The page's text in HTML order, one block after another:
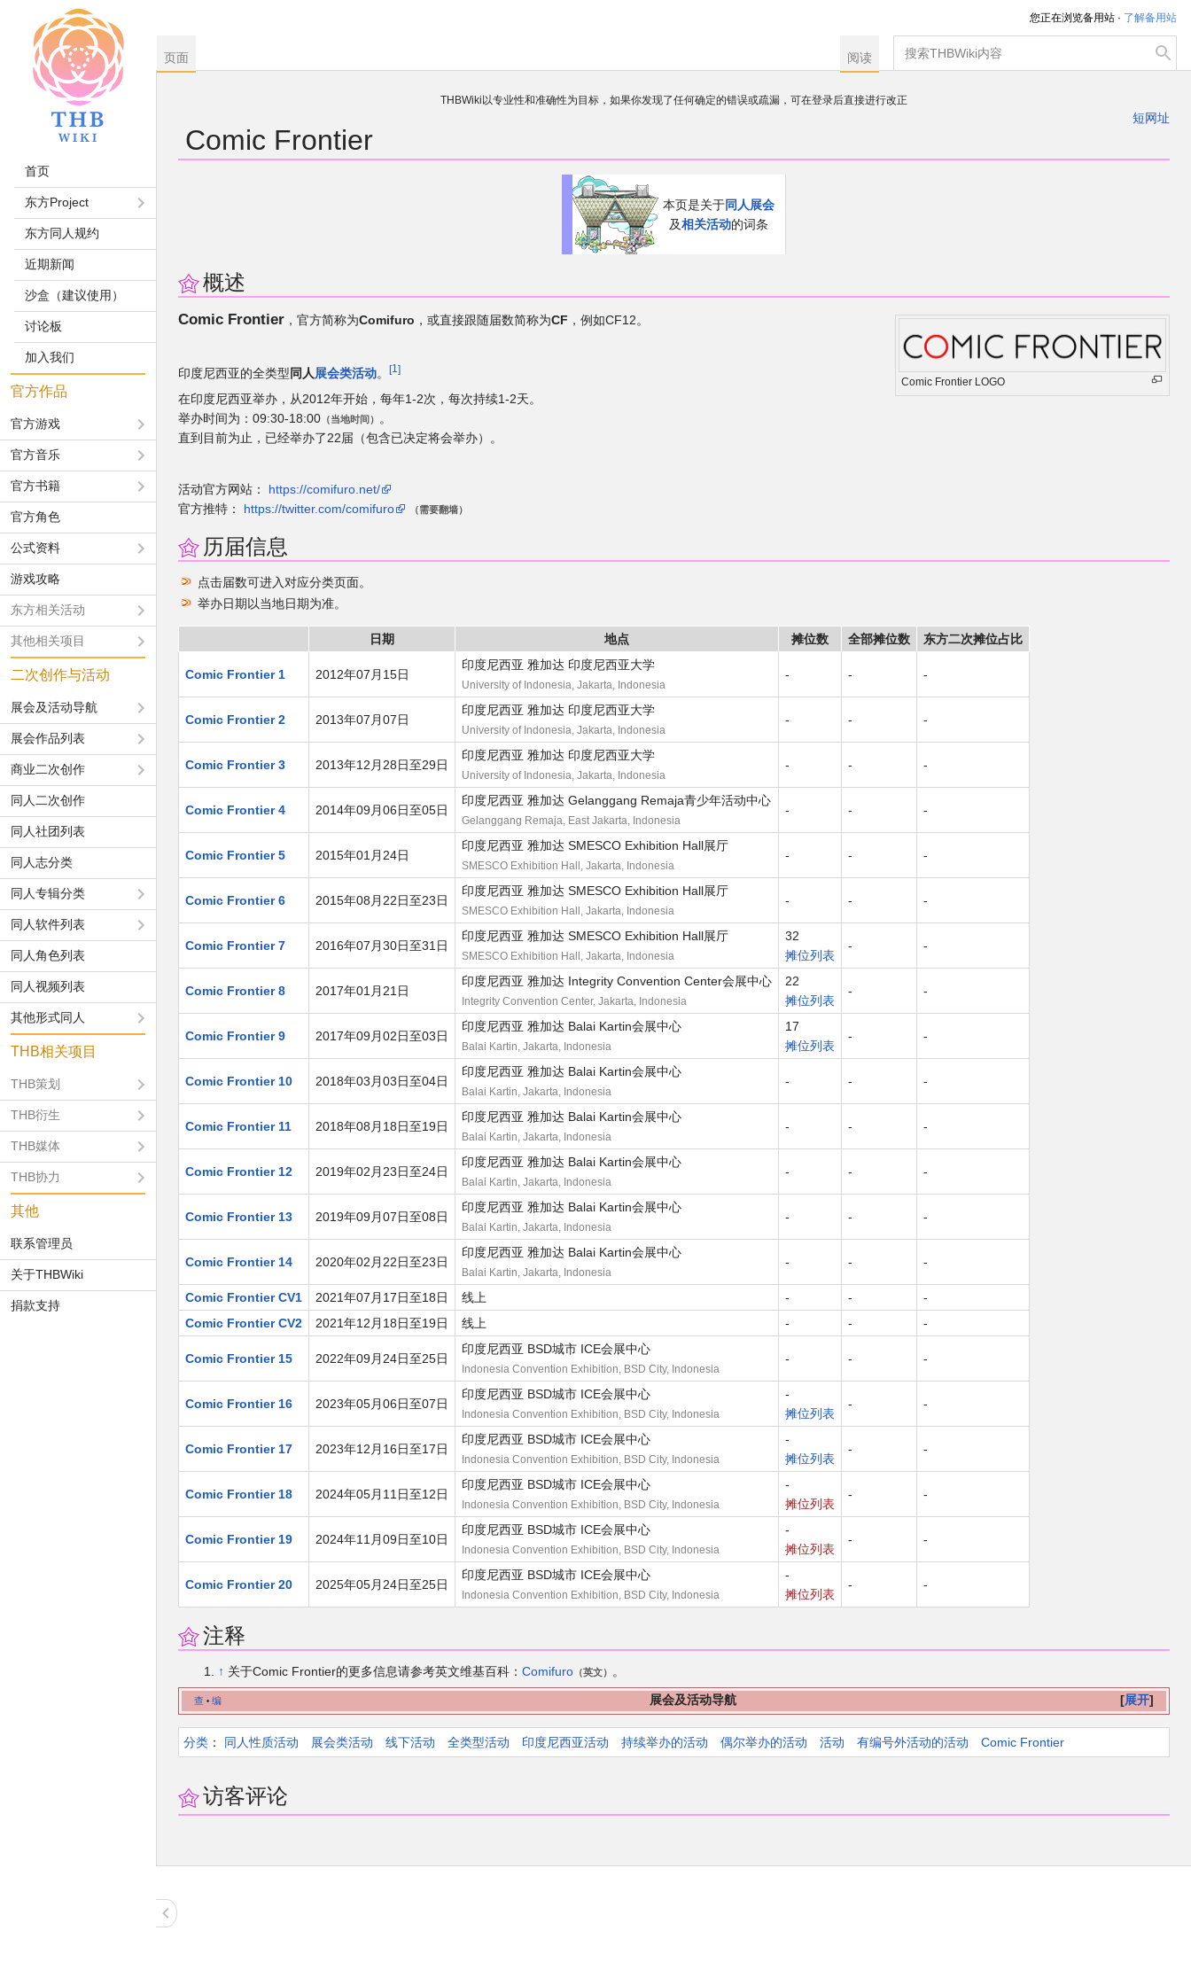
THBWiki以专业性和准确性为目标，如果你发现了任何确定的错误或疏漏，可在登录后直接进行改正
短网址
Comic Frontier
本页是关于同人展会
及相关活动的词条
概述
Comic Frontier LOGO
Comic Frontier ，官方简称为Comifuro ，或直接跟随届数简称为CF ，例如CF12。
印度尼西亚的全类型同人展会类活动。 1
在印度尼西亚举办，从2012年开始，每年1-2次，每次持续1-2天。
举办时间为：09:30-18:00 （当地时间） 。
直到目前为止，已经举办了22届（包含已决定将会举办）。
活动官方网站： https://comifuro.net/
官方推特： https://twitter.com/comifuro （需要翻墙）
历届信息
点击届数可进入对应分类页面。
举办日期以当地日期为准。
日期 地点 摊位数 全部摊位数 东方二次摊位占比
Comic Frontier 1 2012年07月15日
印度尼西亚 雅加达 印度尼西亚大学
University of Indonesia, Jakarta, Indonesia
- - -
Comic Frontier 2 2013年07月07日
印度尼西亚 雅加达 印度尼西亚大学
University of Indonesia, Jakarta, Indonesia
- - -
Comic Frontier 3 2013年12月28日至29日
印度尼西亚 雅加达 印度尼西亚大学
University of Indonesia, Jakarta, Indonesia
- - -
Comic Frontier 4 2014年09月06日至05日
印度尼西亚 雅加达 Gelanggang Remaja青少年活动中心
Gelanggang Remaja, East Jakarta, Indonesia
- - -
Comic Frontier 5 2015年01月24日
印度尼西亚 雅加达 SMESCO Exhibition Hall展厅
SMESCO Exhibition Hall, Jakarta, Indonesia
- - -
Comic Frontier 6 2015年08月22日至23日
印度尼西亚 雅加达 SMESCO Exhibition Hall展厅
SMESCO Exhibition Hall, Jakarta, Indonesia
- - -
Comic Frontier 7 2016年07月30日至31日
印度尼西亚 雅加达 SMESCO Exhibition Hall展厅
SMESCO Exhibition Hall, Jakarta, Indonesia
32
摊位列表
- -
Comic Frontier 8 2017年01月21日
印度尼西亚 雅加达 Integrity Convention Center会展中心
Integrity Convention Center, Jakarta, Indonesia
22
摊位列表
- -
Comic Frontier 9 2017年09月02日至03日
印度尼西亚 雅加达 Balai Kartin会展中心
Balai Kartin, Jakarta, Indonesia
17
摊位列表
- -
Comic Frontier 10 2018年03月03日至04日
印度尼西亚 雅加达 Balai Kartin会展中心
Balai Kartin, Jakarta, Indonesia
- - -
Comic Frontier 11 2018年08月18日至19日
印度尼西亚 雅加达 Balai Kartin会展中心
Balai Kartin, Jakarta, Indonesia
- - -
Comic Frontier 12 2019年02月23日至24日
印度尼西亚 雅加达 Balai Kartin会展中心
Balai Kartin, Jakarta, Indonesia
- - -
Comic Frontier 13 2019年09月07日至08日
印度尼西亚 雅加达 Balai Kartin会展中心
Balai Kartin, Jakarta, Indonesia
- - -
Comic Frontier 14 2020年02月22日至23日
印度尼西亚 雅加达 Balai Kartin会展中心
Balai Kartin, Jakarta, Indonesia
- - -
Comic Frontier CV1 2021年07月17日至18日 线上 - -
-
Comic Frontier CV2
2021年12月18日至19日 线上 - - -
Comic Frontier 15 2022年09月24日至25日
印度尼西亚 BSD城市 ICE会展中心
Indonesia Convention Exhibition, BSD City, Indonesia
- - -
Comic Frontier 16 2023年05月06日至07日
印度尼西亚 BSD城市 ICE会展中心
Indonesia Convention Exhibition, BSD City, Indonesia
-
摊位列表
- -
Comic Frontier 17 2023年12月16日至17日
印度尼西亚 BSD城市 ICE会展中心
Indonesia Convention Exhibition, BSD City, Indonesia
-
摊位列表
- -
Comic Frontier 18 2024年05月11日至12日
印度尼西亚 BSD城市 ICE会展中心
Indonesia Convention Exhibition, BSD City, Indonesia
-
摊位列表
- -
Comic Frontier 19 2024年11月09日至10日
印度尼西亚 BSD城市 ICE会展中心
Indonesia Convention Exhibition, BSD City, Indonesia
-
摊位列表
- -
Comic Frontier 20 2025年05月24日至25日
印度尼西亚 BSD城市 ICE会展中心
Indonesia Convention Exhibition, BSD City, Indonesia
-
摊位列表
- -
注释
↑ 关于Comic Frontier的更多信息请参考英文维基百科： Comifuro（英文） 。
展开
查 • 编 展会及活动导航
分类 ：​ 同人性质活动 展会类活动 线下活动 全类型活动 印度尼西亚活动 持续举办的活动 偶尔举办的活动 活动 有编号外活动的活动 Comic Frontier
访客评论
您正在浏览备用站 · 了解备用站
页面 阅读
搜
索
首页
东方Project
东方同人规约
近期新闻
沙盒（建议使用）
讨论板
加入我们
官方作品
官方游戏
官方音乐
官方书籍
官方角色
公式资料
游戏攻略
东方相关活动
其他相关项目
二次创作与活动
展会及活动导航
展会作品列表
商业二次创作
同人二次创作
同人社团列表
同人志分类
同人专辑分类
同人软件列表
同人角色列表
同人视频列表
其他形式同人
THB相关项目
THB策划
THB衍生
THB媒体
THB协力
其他
联系管理员
关于THBWiki
捐款支持